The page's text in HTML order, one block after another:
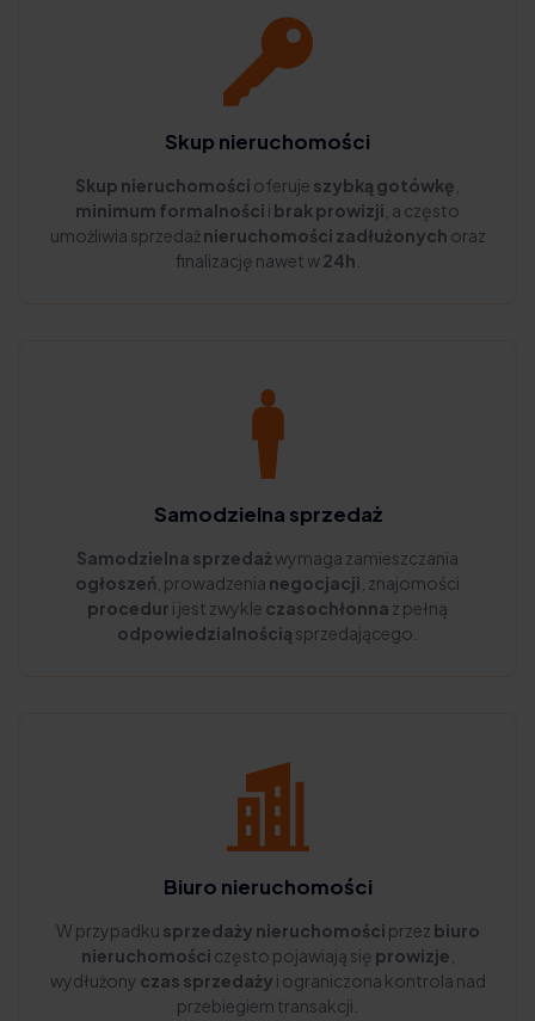
Biuro nieruchomości
W przypadku sprzedaży nieruchomości przez biuro
nieruchomości często pojawiają się prowizje
wydłużony czas sprzedaży i ograniczona kontrola nad
przebiegiem transakcji.
Skup nieruchomości
Skup nieruchomości oferuje szybką gotówkę
minimum formalności i brak prowizji , a często
umożliwia sprzedażnieruchomości zadłużonych oraz
finalizację nawet w24h
Samodzielna sprzedaż
Samodzielna sprzedażwymaga zamieszczania
ogłoszeń , prowadzenia negocjacji , znajomości
procedur i jest zwykle czasochłonna z pełną
odpowiedzialnością sprzedającego.